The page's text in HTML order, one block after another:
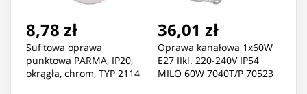
8,78 zł
Sufitowa oprawa
punktowa PARMA, IP20,
okrągła, chrom, TYP 2114
36,01 zł
Oprawa kanałowa 1x60W
E27 IIkl. 220-240V IP54
MILO 60W 7040T/P 70523